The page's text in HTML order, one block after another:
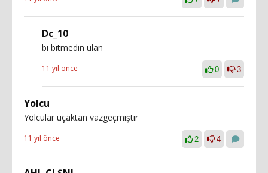
Dc_10
bi bitmedin ulan
11 yıl önce 0 3
Yolcu
Yolcular uçaktan vazgeçmiştir
11 yıl önce 2 4